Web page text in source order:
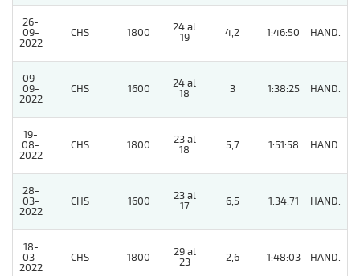
26-
09-
2022
CHS 1800
24 al
19
4,2 1:46:50 HAND.
09-
09-
2022
CHS 1600
24 al
18
3 1:38:25 HAND.
19-
08-
2022
CHS 1800
23 al
18
5,7 1:51:58 HAND.
28-
03-
2022
CHS 1600
23 al
17
6,5 1:34:71 HAND.
18-
03-
2022
CHS 1800
29 al
23
2,6 1:48:03 HAND.